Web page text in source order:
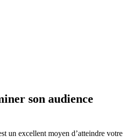
son audience
un excellent moyen d’atteindre votre